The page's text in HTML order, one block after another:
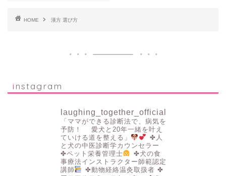
HOME 漢方 選び方
instagram
laughing_together_official
「ママができる診断法で、病気を
予防！
愛犬と20年一緒を叶え
ていける道を整える」
✤人
と犬の中医診断学カウンセラー
✤ペット栄養管理士
✤犬の食
事療法インストラクター師範認定
講師
✤動物経絡温灸取扱者 ✤